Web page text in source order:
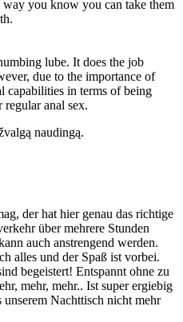
way you know you can take them
lube. It does the job
due to the importance of
capabilities in terms of being
anal sex.
naudingą.
der hat hier genau das richtige
über mehrere Stunden
auch anstrengend werden.
alles und der Spaß ist vorbei.
begeistert! Entspannt ohne zu
mehr, mehr.. Ist super ergiebig
unserem Nachttisch nicht mehr